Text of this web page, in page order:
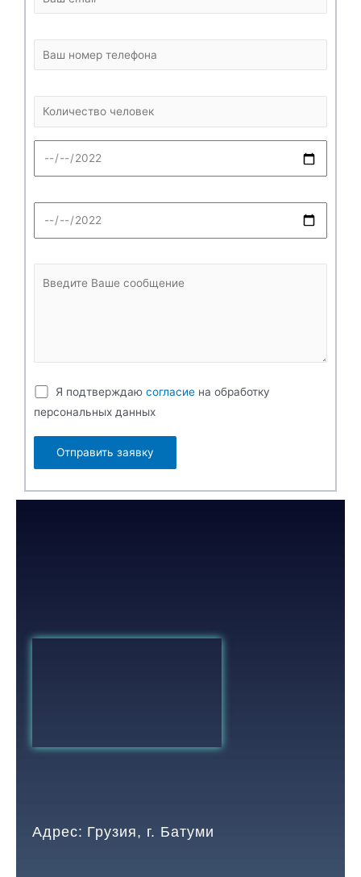
Я подтверждаюсогласие на обработку
персональных данных
Адрес: Грузия, г. Батуми